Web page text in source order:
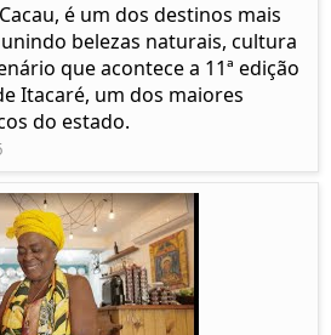
é um dos destinos mais
belezas naturais, cultura
que acontece a 11ª edição
Itacaré, um dos maiores
do estado.